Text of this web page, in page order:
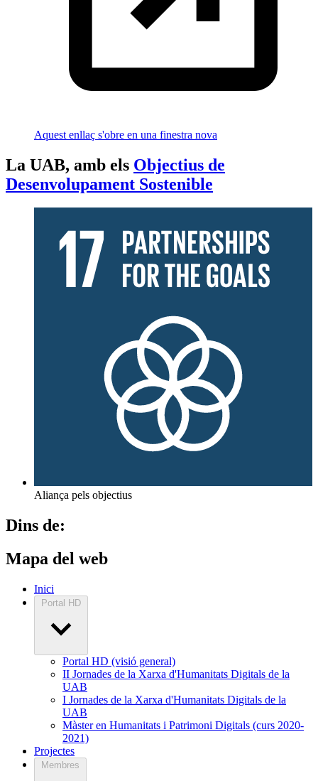
Aquest enllaç s'obre en una finestra nova
La UAB, amb els Objectius de
Desenvolupament Sostenible
Aliança pels objectius
Dins de:
Mapa del web
Inici
Portal HD
Portal HD (visió general)
II Jornades de la Xarxa d'Humanitats Digitals de la
UAB
I Jornades de la Xarxa d'Humanitats Digitals de la
UAB
Màster en Humanitats i Patrimoni Digitals (curs 2020-
2021)
Projectes
Membres